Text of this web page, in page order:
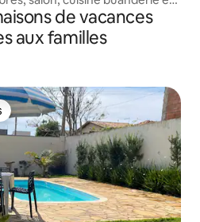
de vacances
aux familles